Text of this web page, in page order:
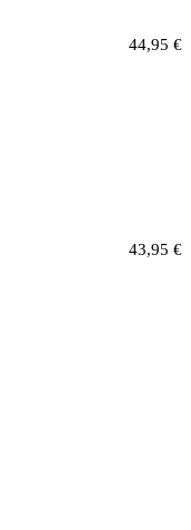
44,95 €
43,95 €